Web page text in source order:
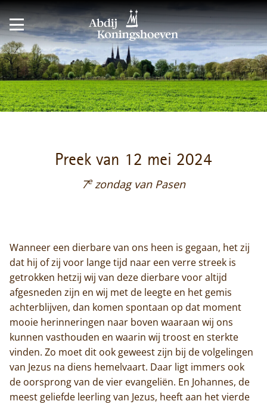
Preek van 12 mei 2024
7e zondag van Pasen
Wanneer een dierbare van ons heen is gegaan, het zij
dat hij of zij voor lange tijd naar een verre streek is
getrokken hetzij wij van deze dierbare voor altijd
afgesneden zijn en wij met de leegte en het gemis
achterblijven, dan komen spontaan op dat moment
mooie herinneringen naar boven waaraan wij ons
kunnen vasthouden en waarin wij troost en sterkte
vinden. Zo moet dit ook geweest zijn bij de volgelingen
van Jezus na diens hemelvaart. Daar ligt immers ook
de oorsprong van de vier evangeliën. En Johannes, de
meest geliefde leerling van Jezus, heeft aan het vierde